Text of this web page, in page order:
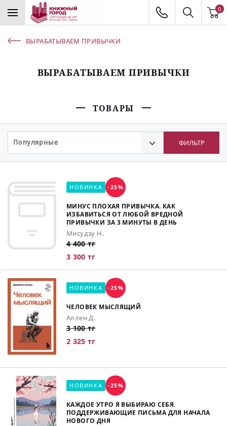
0
ВЫРАБАТЫВАЕМ ПРИВЫЧКИ
ВЫРАБАТЫВАЕМ ПРИВЫЧКИ
ТОВАРЫ
Популярные ФИЛЬТР
НОВИНКА -25%
МИНУС ПЛОХАЯ ПРИВЫЧКА. КАК
ИЗБАВИТЬСЯ ОТ ЛЮБОЙ ВРЕДНОЙ
ПРИВЫЧКИ ЗА 3 МИНУТЫ В ДЕНЬ
Мисудзу Н.
4 400 тг
3 300 тг
НОВИНКА -25%
ЧЕЛОВЕК МЫСЛЯЩИЙ
Аллен Д.
3 100 тг
2 325 тг
НОВИНКА -25%
КАЖДОЕ УТРО Я ВЫБИРАЮ СЕБЯ.
ПОДДЕРЖИВАЮЩИЕ ПИСЬМА ДЛЯ НАЧАЛА
НОВОГО ДНЯ